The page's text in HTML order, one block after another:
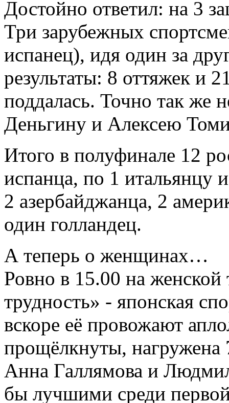
Достойно ответил: на 3
Три зарубежных
испанец), идя один за
результаты: 8 оттяжек и
поддалась. Точно так же
Деньгину и Алексею
Итого в полуфинале 12
испанца, по 1 итальянцу
2 азербайджанца, 2
один голландец.
А теперь о женщинах…
Ровно в 15.00 на женской
трудность» - японская
вскоре её провожают
прощёлкнуты, нагружена
Анна Галлямова и
бы лучшими среди